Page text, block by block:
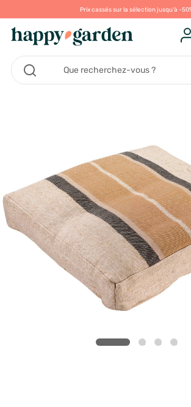
Prix cassés sur la sélection jusqu'à -